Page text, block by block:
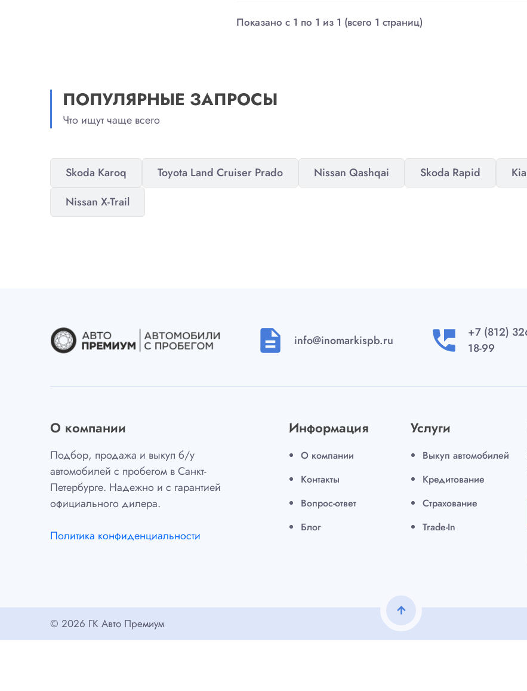
Показано с 1 по 1 из 1 (всего 1 страниц)
ПОПУЛЯРНЫЕ ЗАПРОСЫ
Что ищут чаще всего
Skoda Karoq Toyota Land Cruiser Prado Nissan Qashqai Skoda Rapid
Nissan X-Trail
description info@inomarkispb.ru perm_phone_msg
+7 (812)
18-99
О компании
Подбор, продажа и выкуп б/у
автомобилей с пробегом в Санкт-
Петербурге. Надежно и с гарантией
официального дилера.
Политика конфиденциальности
Информация
О компании
Контакты
Вопрос-ответ
Блог
Услуги
Выкуп автомобилей
Кредитование
Страхование
Trade-In
© 2026 ГК Авто Премиум
arrow_upward